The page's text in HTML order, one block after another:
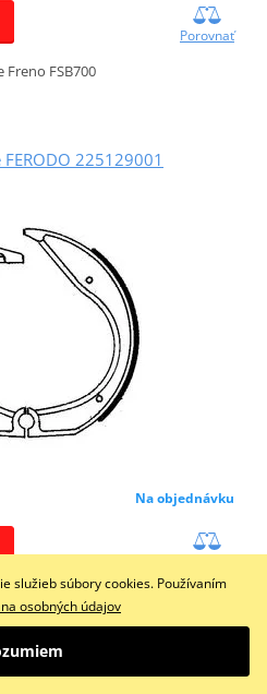
Porovnať
Freno FSB700
225129001
Na objednávku
Freno FSB701
služieb súbory cookies. Používaním
osobných údajov